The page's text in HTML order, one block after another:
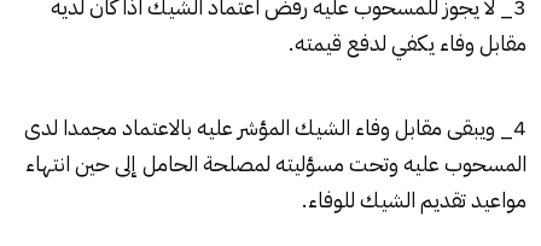
3_ لا يجوز للمسحوب عليه رفض اعتماد الشيك اذا كان لديه
مقابل وفاء يكفي لدفع قيمته.
4_ ويبقى مقابل وفاء الشيك المؤشر عليه بالاعتماد مجمدا لدى
المسحوب عليه وتحت مسؤليته لمصلحة الحامل إلى حين انتهاء
مواعيد تقديم الشيك للوفاء.